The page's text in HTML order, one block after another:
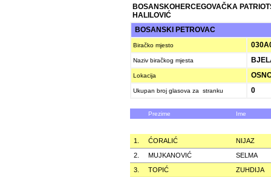
BOSANSKOHERCEGOVAČKA
HALILOVIĆ
BOSANSKI PETROVAC
Biračko mjesto
Naziv biračkog mjesta
Lokacija
Ukupan broj glasova za stranku 0
Prezime Ime
1. ĆORALIĆ
NIJAZ
2.
MUJKANOVIĆ
SELMA
3.
TOPIĆ ZUHDIJA